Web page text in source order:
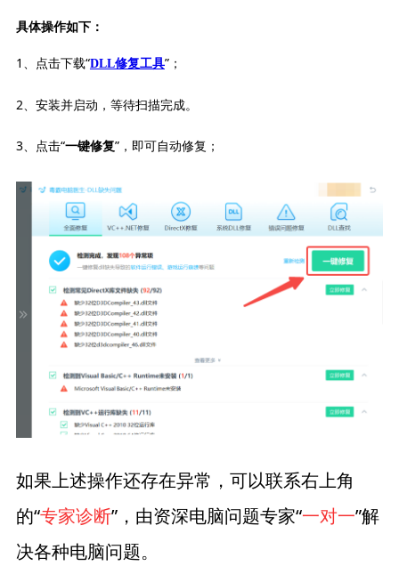
具体操作如下：
1、点击下载“DLL修复工具”；
2、安装并启动，等待扫描完成。
3、点击“一键修复”，即可自动修复；
如果上述操作还存在异常，可以联系右上角
的“专家诊断”，由资深电脑问题专家“一对一”解
决各种电脑问题。